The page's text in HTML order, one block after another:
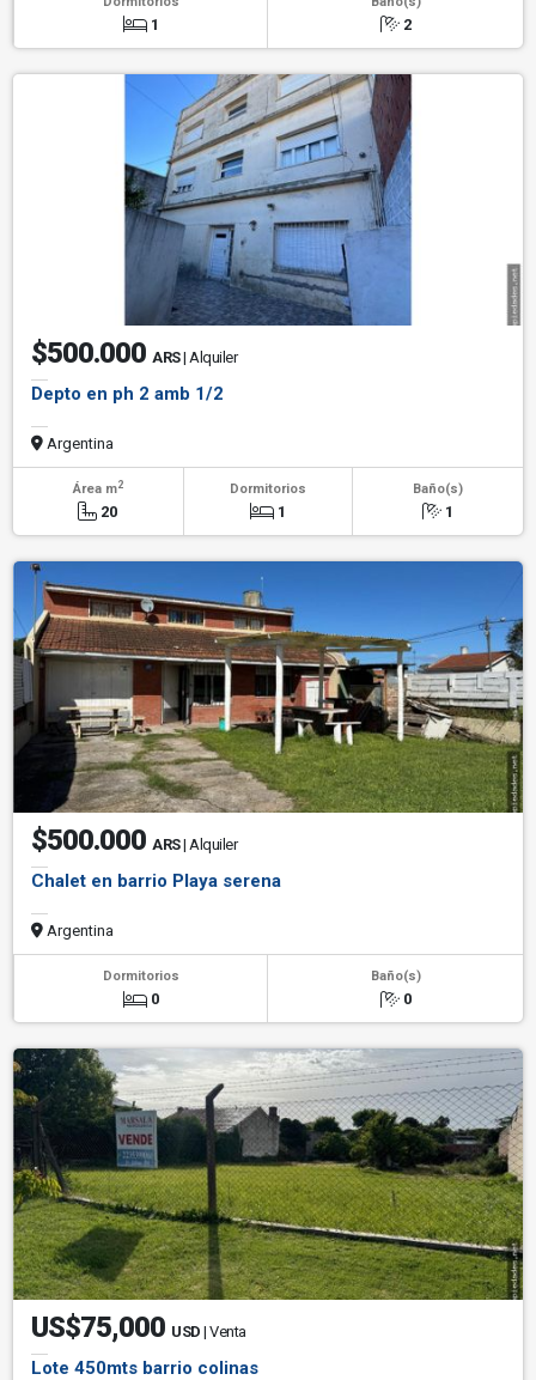
1 2
$500.000 ARS| Alquiler
Depto en ph 2 amb 1/2
Argentina
Área m2
20
Dormitorios
1
Baño(s)
1
$500.000 ARS| Alquiler
Chalet en barrio Playa serena
Argentina
Dormitorios
0
Baño(s)
0
US$75,000 USD | Venta
Lote 450mts barrio colinas